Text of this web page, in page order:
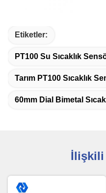
Etiketler:
PT100 Su Sıcaklık
Tarım PT100 Sıcaklık
60mm Dial Bimetal
İlişkili